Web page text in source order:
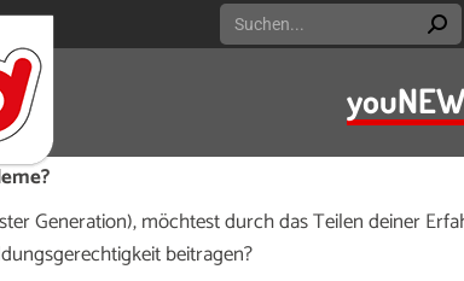
Search:
das Richtige für dich ist oder ob du dir ein
dich im Uni-Dschungel noch nicht ganz zurecht
Generation), möchtest durch das Teilen deiner
beitragen?